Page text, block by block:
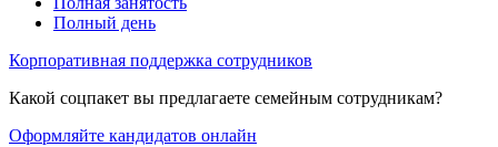
Полный день
Корпоративная поддержка сотрудников
Какой соцпакет вы предлагаете семейным сотрудникам?
Оформляйте кандидатов онлайн